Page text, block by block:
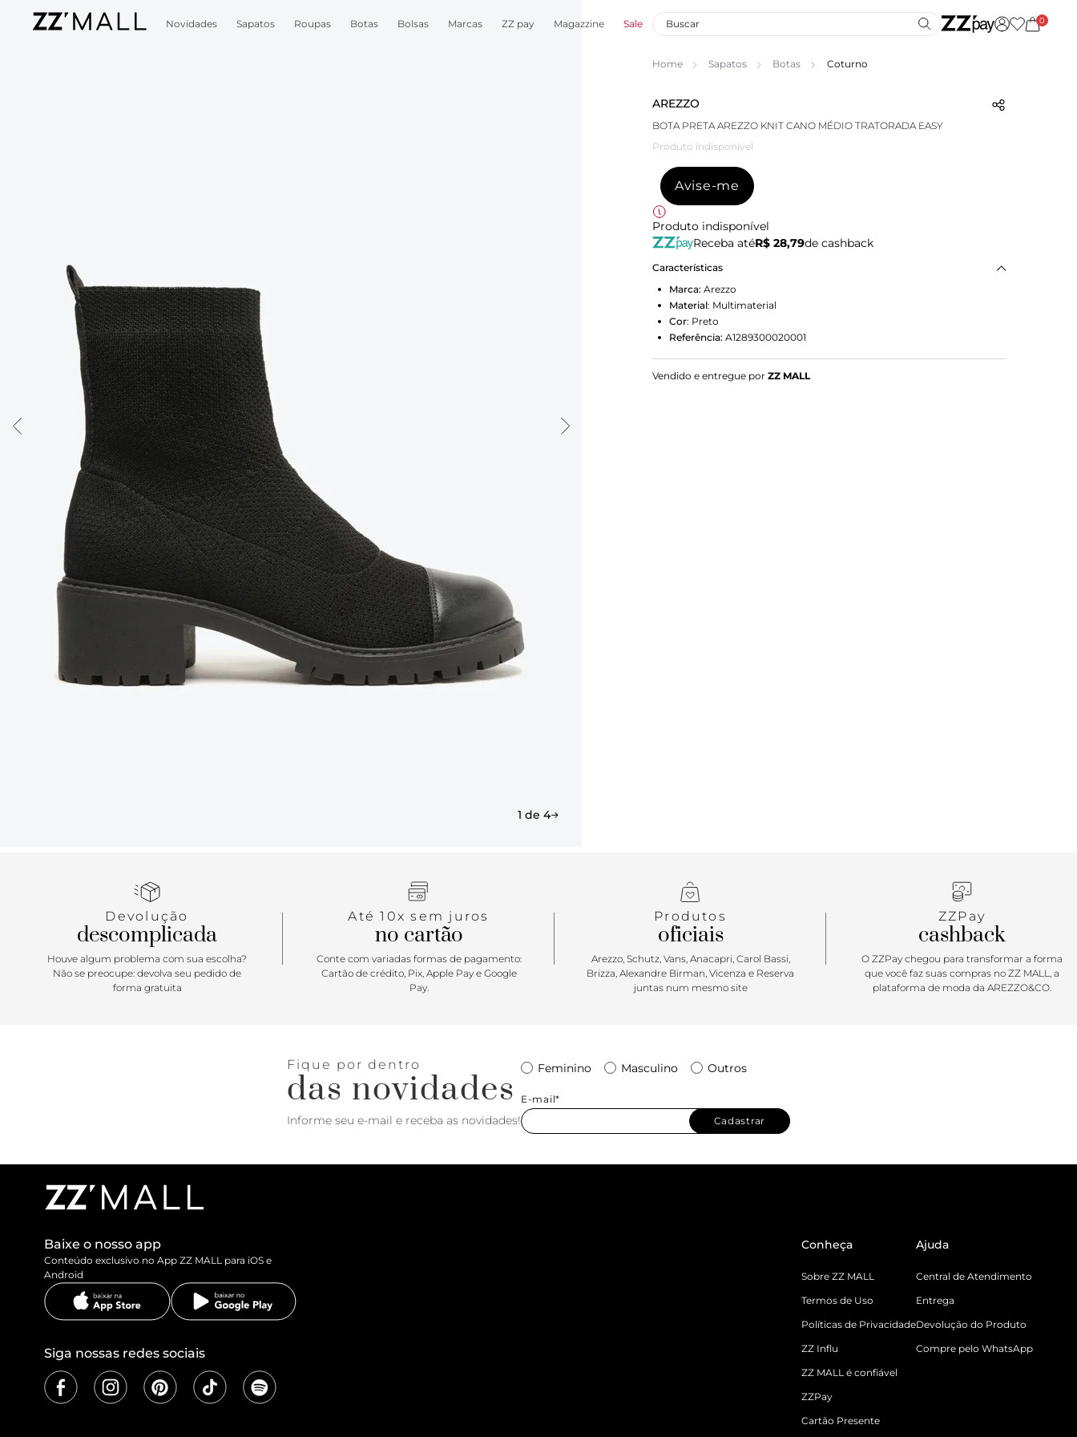
Novidades Sapatos Roupas Botas Bolsas Marcas ZZ pay Magazzine Sale 0
1 de 4
Home Sapatos Botas Coturno
AREZZO
BOTA PRETA AREZZO KNIT CANO MÉDIO TRATORADA EASY
Produto indisponível
Avise-me
Produto indisponível
Receba atéR$ 28,79de cashback
Características
Marca: Arezzo
Material: Multimaterial
Cor: Preto
Referência: A1289300020001
Vendido e entregue por ZZ MALL
Devolução
descomplicada
Houve algum problema com sua escolha?
Não se preocupe: devolva seu pedido de
forma gratuita
Até 10x sem juros
no cartão
Conte com variadas formas de pagamento:
Cartão de crédito, Pix, Apple Pay e Google
Pay.
Produtos
oficiais
Arezzo, Schutz, Vans, Anacapri, Carol Bassi,
Brizza, Alexandre Birman, Vicenza e Reserva
juntas num mesmo site
ZZPay
cashback
O ZZPay chegou para transformar a forma
que você faz suas compras no ZZ MALL, a
plataforma de moda da AREZZO&CO.
Fique por dentro
das novidades
Informe seu e-mail e receba as novidades!
Feminino Masculino Outros
E-mail*
Cadastrar
Baixe o nosso app
Conteúdo exclusivo no App ZZ MALL para iOS e
Android
Siga nossas redes sociais
Conheça
Sobre ZZ MALL
Termos de Uso
Políticas de Privacidade
ZZ Influ
ZZ MALL é confiável
ZZPay
Cartão Presente
Ajuda
Central de Atendimento
Entrega
Devolução do Produto
Compre pelo WhatsApp